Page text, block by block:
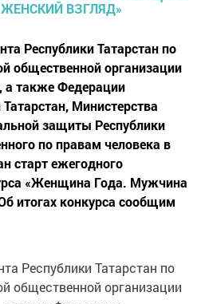
Республики Татарстан по
общественной организации
а также Федерации
Министерства
защиты Республики
по правам человека в
старт ежегодного
«Женщина Года. Мужчина
итогах конкурса сообщим
Республики Татарстан по
общественной организации